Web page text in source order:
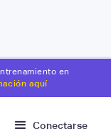
en
aquí
Conectarse